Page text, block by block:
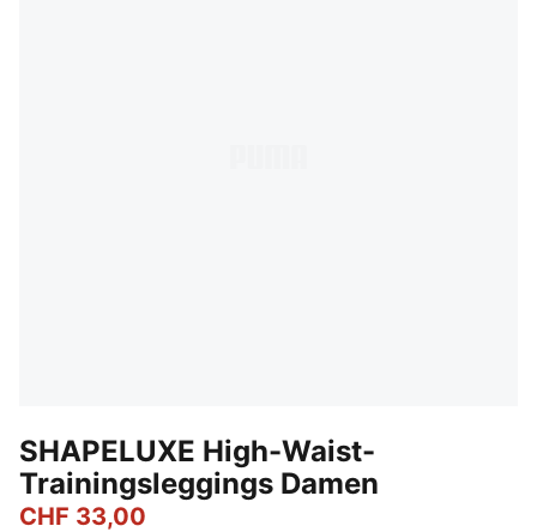
SHAPELUXE High-Waist-
Trainingsleggings Damen
CHF 33,00